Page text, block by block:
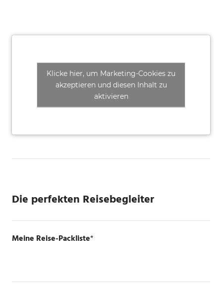
Klicke hier, um Marketing-Cookies zu
akzeptieren und diesen Inhalt zu
aktivieren
Die perfekten Reisebegleiter
Meine Reise-Packliste*